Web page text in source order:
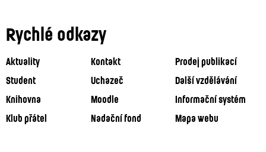
Rychlé odkazy
Aktuality Kontakt
Prodej publikací
Student
Uchazeč
Další vzdělávání
Knihovna
Moodle
Informační systém
Klub přátel
Nadační fond Mapa webu